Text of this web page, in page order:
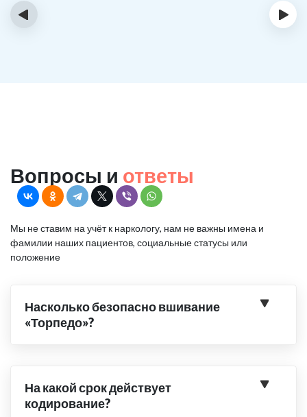
‹ ›
Вопросы и ответы
Мы не ставим на учёт к наркологу, нам не важны имена и
фамилии наших пациентов, социальные статусы или
положение
Насколько безопасно вшивание
«Торпедо»?
На какой срок действует
кодирование?